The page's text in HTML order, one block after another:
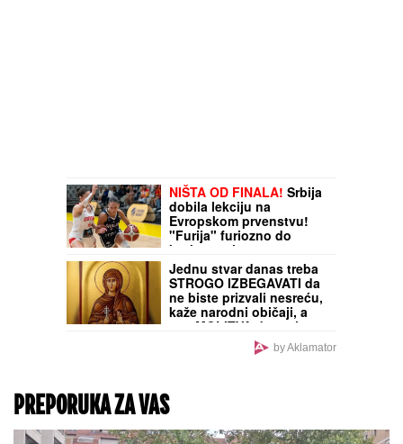
NIŠTA OD FINALA! Srbija
dobila lekciju na
Evropskom prvenstvu!
"Furija" furiozno do
borbe za zlato!
Jednu stvar danas treba
STROGO IZBEGAVATI da
ne biste prizvali nesreću,
kaže narodni običaji, a
ova MOLITVA donosi
ogroman mir i blagoslov:
Slavi se SVETA PETKAby Aklamator
PREPORUKA ZA VAS